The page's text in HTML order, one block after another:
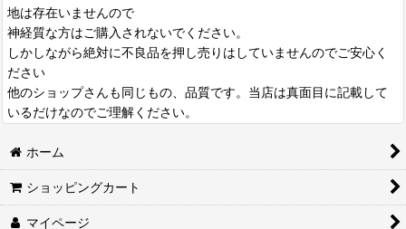
地は存在いませんので
神経質な方はご購入されないでください。
しかしながら絶対に不良品を押し売りはしていませんのでご安心く
ださい
他のショップさんも同じもの、品質です。当店は真面目に記載して
いるだけなのでご理解ください。
ホーム
ショッピングカート
マイページ